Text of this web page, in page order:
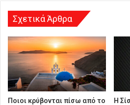
Σχετικά Άρθρα
Ποιοι κρύβονται πίσω από το
Η